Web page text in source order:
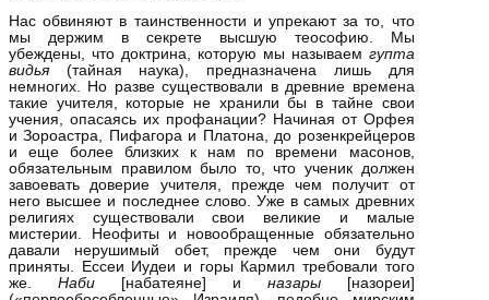
Нас обвиняют в таинственности и упрекают за то, что
мы держим в секрете высшую теософию. Мы
убеждены, что доктрина, которую мы называем гупта
видья(тайная наука), предназначена лишь для
немногих. Но разве существовали в древние времена
такие учителя, которые не хранили бы в тайне свои
учения, опасаясь их профанации? Начиная от Орфея
и Зороастра, Пифагора и Платона, до розенкрейцеров
и еще более близких к нам по времени масонов,
обязательным правилом было то, что ученик должен
завоевать доверие учителя, прежде чем получит от
него высшее и последнее слово. Уже в самых древних
религиях существовали свои великие и малые
мистерии. Неофиты и новообращенные обязательно
давали нерушимый обет, прежде чем они будут
приняты. Ессеи Иудеи и горы Кармил требовали того
же. Наби[набатеяне] и назары[назореи]